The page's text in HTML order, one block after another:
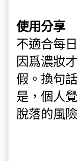
使用分享
不適合每
因爲濃妝
假。換句
是，個人
脫落的風